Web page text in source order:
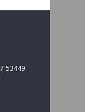
53449